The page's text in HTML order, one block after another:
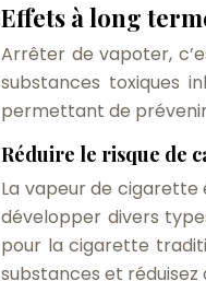
Effets à long
Arrêter de vapoter,
substances toxiques
permettant de prévenir
Réduire le risque de
La vapeur de cigarette
développer divers
pour la cigarette
substances et